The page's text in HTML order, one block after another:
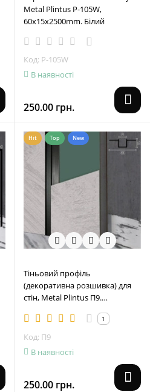
Metal Plintus Р-105W,
60x15x2500mm. Білий
Код: Р-105W
В наявності
250.00 грн.
Hit Top New
Тіньовий профіль
(декоративна розшивка) для
стін, Metal Plintus П9.
1
Код: П9
В наявності
250.00 грн.